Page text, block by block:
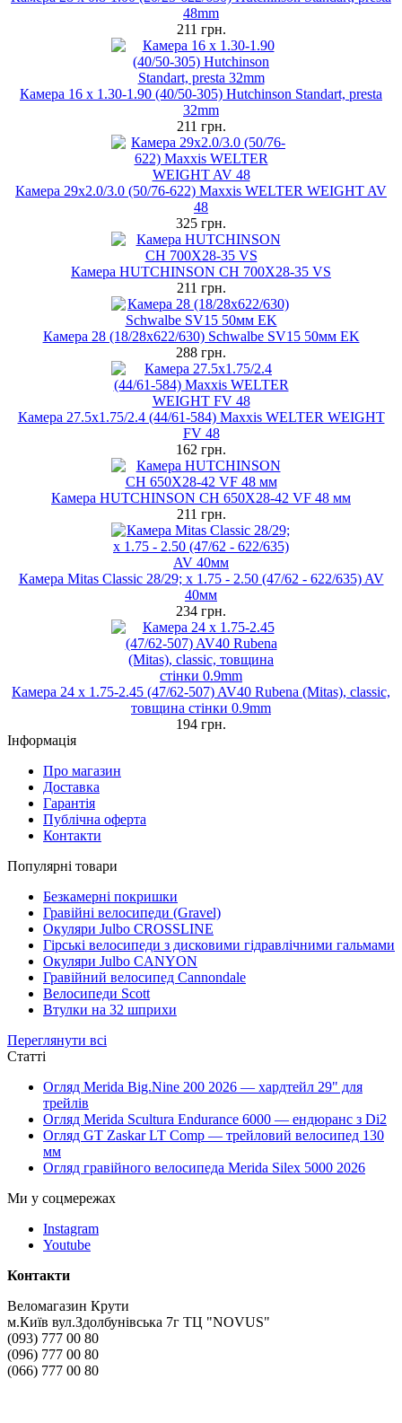
48mm
211 грн.
Камера 16 x 1.30-1.90 (40/50-305) Hutchinson Standart, presta
32mm
211 грн.
Камера 29x2.0/3.0 (50/76-622) Maxxis WELTER WEIGHT AV
48
325 грн.
Камера HUTCHINSON CH 700X28-35 VS
211 грн.
Камера 28 (18/28х622/630) Schwalbe SV15 50мм EK
288 грн.
Камера 27.5x1.75/2.4 (44/61-584) Maxxis WELTER WEIGHT
FV 48
162 грн.
Камера HUTCHINSON CH 650X28-42 VF 48 мм
211 грн.
Камера Mitas Classic 28/29; x 1.75 - 2.50 (47/62 - 622/635) AV
40мм
234 грн.
Камера 24 x 1.75-2.45 (47/62-507) AV40 Rubena (Mitas), classic,
товщина стінки 0.9mm
194 грн.
Інформація
Про магазин
Доставка
Гарантія
Публічна оферта
Контакти
Популярні товари
Безкамерні покришки
Гравійні велосипеди (Gravel)
Окуляри Julbo CROSSLINE
Гірські велосипеди з дисковими гідравлічними гальмами
Окуляри Julbo CANYON
Гравійний велосипед Cannondale
Велосипеди Scott
Втулки на 32 шприхи
Переглянути всі
Статті
Огляд Merida Big.Nine 200 2026 — хардтейл 29" для
трейлів
Огляд Merida Scultura Endurance 6000 — ендюранс з Di2
Огляд GT Zaskar LT Comp — трейловий велосипед 130
мм
Огляд гравійного велосипеда Merida Silex 5000 2026
Ми у соцмережах
Instagram
Youtube
Контакти
Веломагазин Крути
м.Київ вул.Здолбунівська 7г ТЦ "NOVUS"
(093) 777 00 80
(096) 777 00 80
(066) 777 00 80